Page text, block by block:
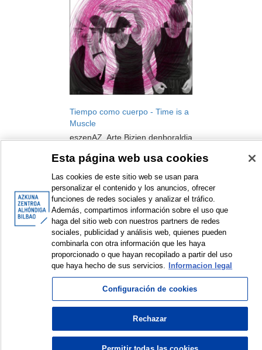
Tiempo como cuerpo - Time is a
Muscle
eszenAZ. Arte Bizien denboraldia
2024
Erakusten diren elementuak: 1 a 2 de 2 >
Esta página web usa cookies
Las cookies de este sitio web se usan para
personalizar el contenido y los anuncios, ofrecer
funciones de redes sociales y analizar el tráfico.
Además, compartimos información sobre el uso que
haga del sitio web con nuestros partners de redes
sociales, publicidad y análisis web, quienes pueden
combinarla con otra información que les haya
proporcionado o que hayan recopilado a partir del uso
que haya hecho de sus servicios.
Informacion legal
Configuración de cookies
Rechazar